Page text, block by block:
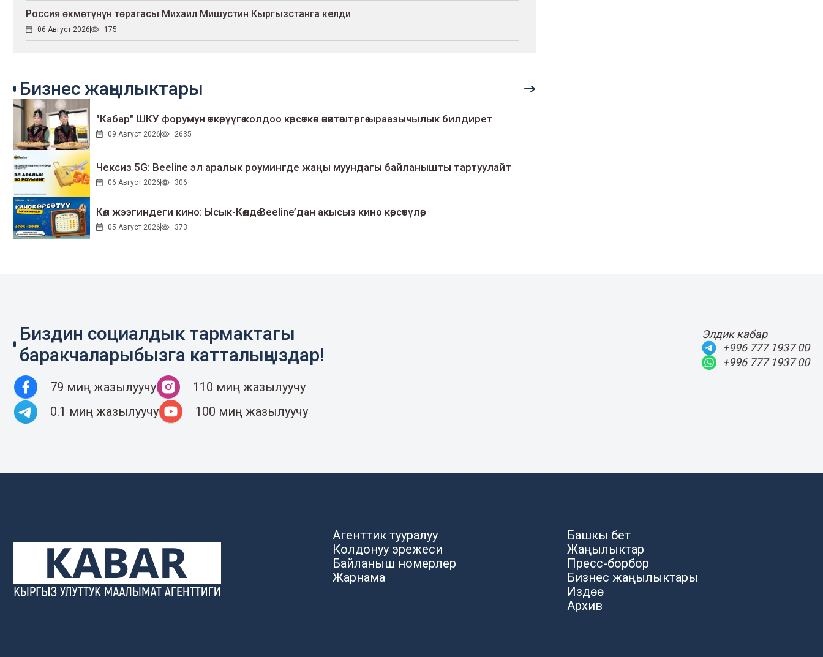
Россия өкмөтүнүн төрагасы Михаил Мишустин Кыргызстанга келди
06 Август 2026 175
Бизнес жаңылыктары
"Кабар" ШКУ форумун өткөрүүгө колдоо көрсөткөн өнөктөштөргө ыраазычылык билдирет
09 Август 2026 2635
Чексиз 5G: Beeline эл аралык роумингде жаңы муундагы байланышты тартуулайт
06 Август 2026 306
Көл жээгиндеги кино: Ысык-Көлдө Beeline’дан акысыз кино көрсөтүлөр
05 Август 2026 373
Биздин социалдык тармактагы
баракчаларыбызга катталыңыздар!
79 миң жазылуучу
110 миң жазылуучу
0.1 миң жазылуучу
100 миң жазылуучу
Элдик кабар
+996 777 1937 00
+996 777 1937 00
Агенттик тууралуу
Колдонуу эрежеси
Байланыш номерлер
Жарнама
Башкы бет
Жаңылыктар
Пресс-борбор
Бизнес жаңылыктары
Издөө
Архив